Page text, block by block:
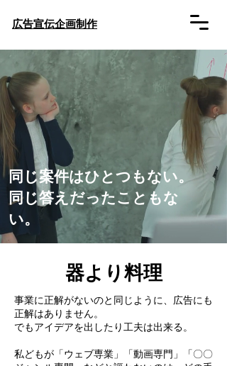
​広告宣伝企画制作
同じ案件はひとつもない。
​同じ答えだったこともな
い。
器より料理
事業に正解がないのと同じように、広告にも
正解はありません。
でもアイデアを出したり工夫は出来る。
私どもが「ウェブ専業」「動画専門」「〇〇